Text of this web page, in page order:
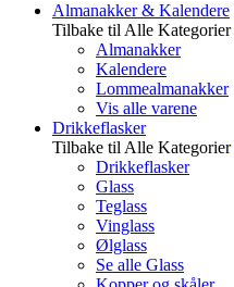
Almanakker & Kalendere
Tilbake til Alle Kategorier
Almanakker
Kalendere
Lommealmanakker
Vis alle varene
Drikkeflasker
Tilbake til Alle Kategorier
Drikkeflasker
Glass
Teglass
Vinglass
Ølglass
Se alle Glass